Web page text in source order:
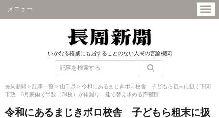
メニュー
いかなる権威にも屈することのない人民の言論機関
長周新聞 > 記事一覧 > 山口県 > 令和にあるまじきボロ校舎 子どもら粗末に扱う下関
市政 8月豪雨で半数（34校）が雨漏り 建て替え求める声鬱積
令和にあるまじきボロ校舎 子どもら粗末に扱